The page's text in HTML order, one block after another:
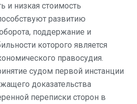
и низкая стоимость
развитию
поддержание и
которого является
правосудия.
судом первой инстанции
доказательства
переписки сторон в